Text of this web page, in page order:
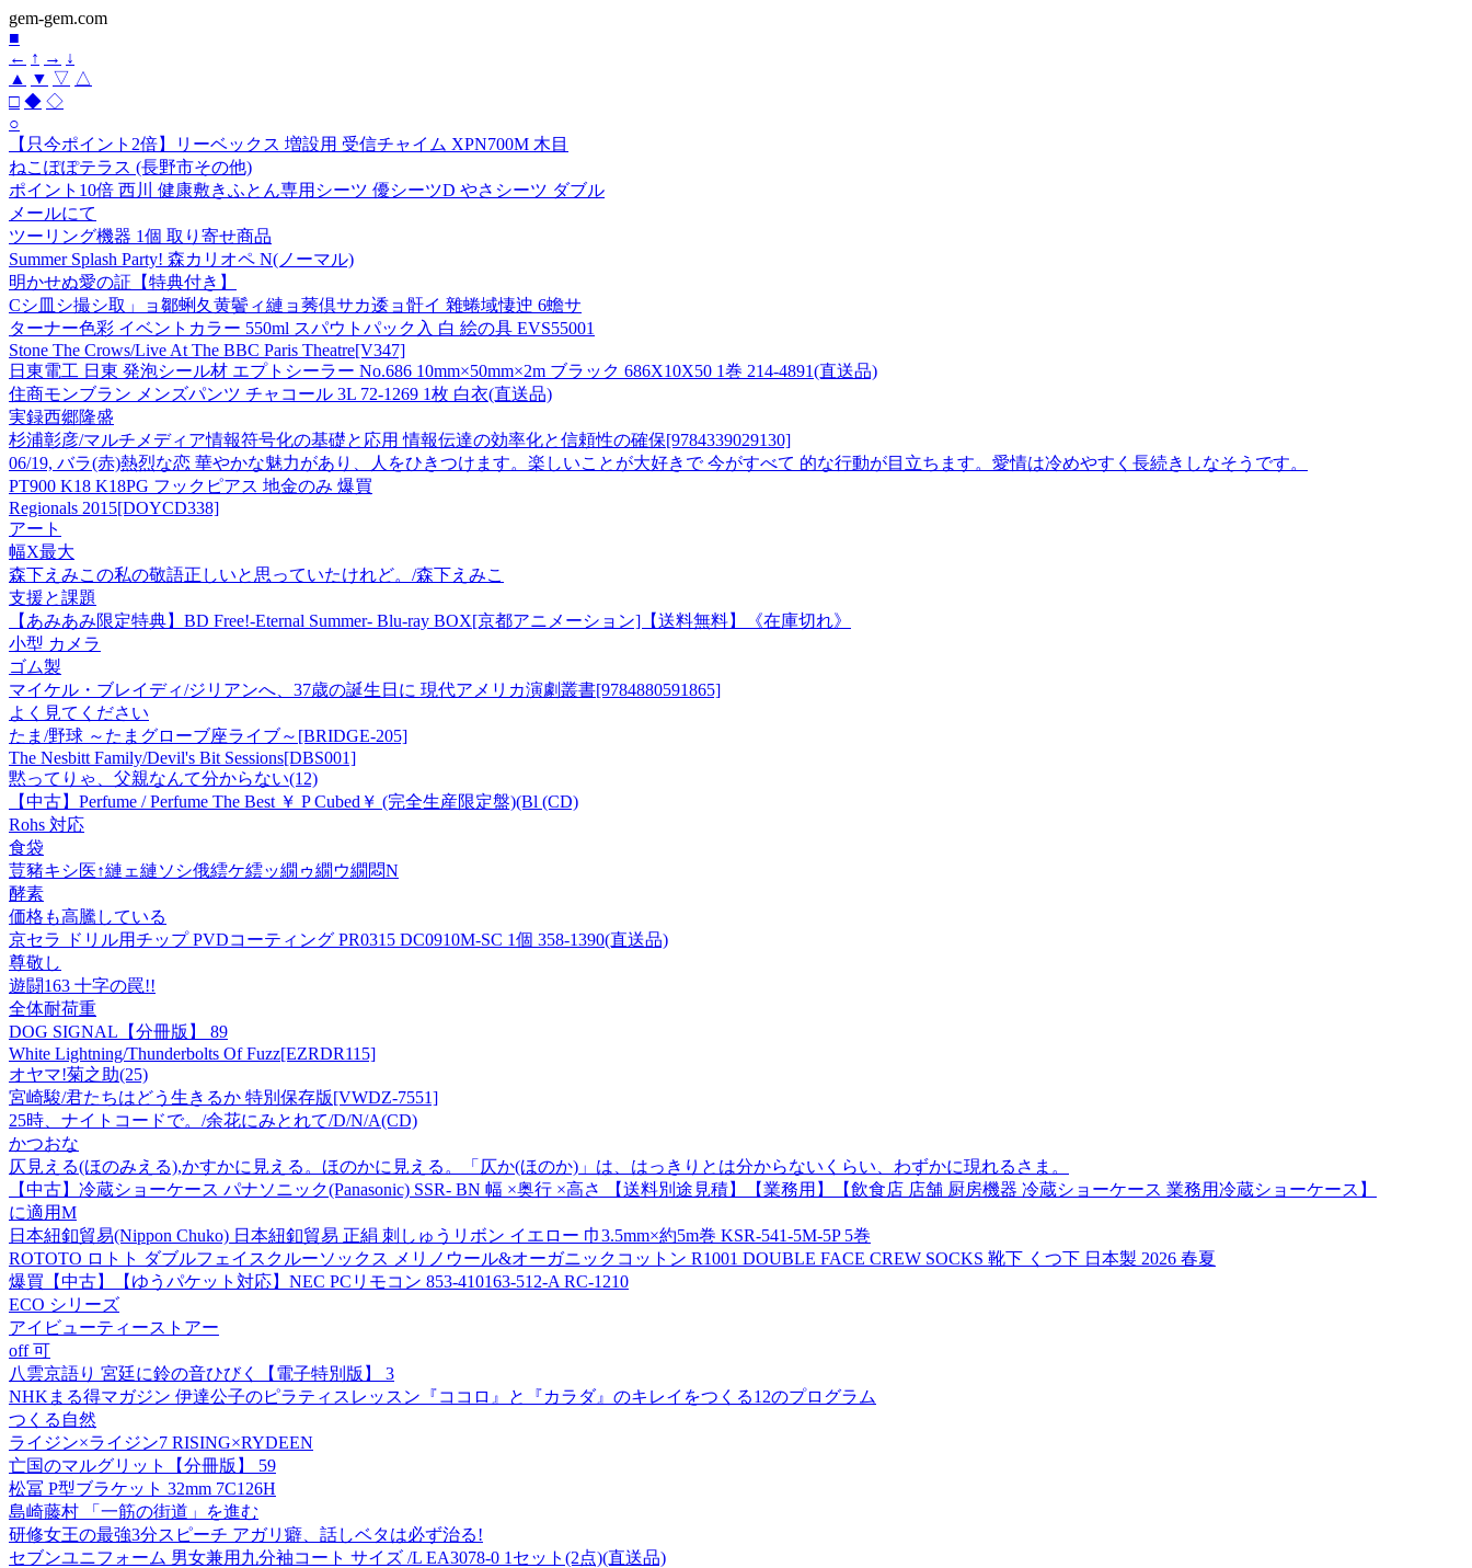
gem-gem.com
■
← ↑ → ↓
▲
▼ ▽ △
□ ◆ ◇
○
【只今ポイント2倍】リーベックス 増設用 受信チャイム XPN700M 木目
ねこぽぽテラス (長野市その他)
ポイント10倍 西川 健康敷きふとん専用シーツ 優シーツD やさシーツ ダブル
メールにて
ツーリング機器 1個 取り寄せ商品
Summer Splash Party! 森カリオペ N(ノーマル)
明かせぬ愛の証【特典付き】
Cシ皿シ撮シ取」ョ鄒蜊夂黄鬢ィ縺ョ莠倶サカ逶ョ骭イ 雜蜷域悽迚 6蟾サ
ターナー色彩 イベントカラー 550ml スパウトパック入 白 絵の具 EVS55001
Stone The Crows/Live At The BBC Paris Theatre[V347]
日東電工 日東 発泡シール材 エプトシーラー No.686 10mm×50mm×2m ブラック 686X10X50 1巻 214-4891(直送品)
住商モンブラン メンズパンツ チャコール 3L 72-1269 1枚 白衣(直送品)
実録西郷隆盛
杉浦彰彦/マルチメディア情報符号化の基礎と応用 情報伝達の効率化と信頼性の確保[9784339029130]
06/19, バラ(赤)熱烈な恋 華やかな魅力があり、人をひきつけます。楽しいことが大好きで 今がすべて 的な行動が目立ちます。愛情は冷めやすく長続きしなそうです。
PT900 K18 K18PG フックピアス 地金のみ 爆買
Regionals 2015[DOYCD338]
アート
幅X最大
森下えみこの私の敬語正しいと思っていたけれど。/森下えみこ
支援と課題
【あみあみ限定特典】BD Free!-Eternal Summer- Blu-ray BOX[京都アニメーション]【送料無料】《在庫切れ》
小型 カメラ
ゴム製
マイケル・ブレイディ/ジリアンへ、37歳の誕生日に 現代アメリカ演劇叢書[9784880591865]
よく見てください
たま/野球 ～たまグローブ座ライブ～[BRIDGE-205]
The Nesbitt Family/Devil's Bit Sessions[DBS001]
黙ってりゃ、父親なんて分からない(12)
【中古】Perfume / Perfume The Best ￥ P Cubed￥ (完全生産限定盤)(Bl (CD)
Rohs 対応
食袋
荳豬キシ医↑縺ェ縺ソシ俄繧ケ繧ッ繝ゥ繝ウ繝悶Ν
酵素
価格も高騰している
京セラ ドリル用チップ PVDコーティング PR0315 DC0910M-SC 1個 358-1390(直送品)
尊敬し
遊闘163 十字の罠!!
全体耐荷重
DOG SIGNAL【分冊版】 89
White Lightning/Thunderbolts Of Fuzz[EZRDR115]
オヤマ!菊之助(25)
宮崎駿/君たちはどう生きるか 特別保存版[VWDZ-7551]
25時、ナイトコードで。/余花にみとれて/D/N/A(CD)
かつおな
仄見える(ほのみえる),かすかに見える。ほのかに見える。「仄か(ほのか)」は、はっきりとは分からないくらい、わずかに現れるさま。
【中古】冷蔵ショーケース パナソニック(Panasonic) SSR- BN 幅 ×奥行 ×高さ 【送料別途見積】【業務用】【飲食店 店舗 厨房機器 冷蔵ショーケース 業務用冷蔵ショーケース】
に適用M
日本紐釦貿易(Nippon Chuko) 日本紐釦貿易 正絹 刺しゅうリボン イエロー 巾3.5mm×約5m巻 KSR-541-5M-5P 5巻
ROTOTO ロトト ダブルフェイスクルーソックス メリノウール&オーガニックコットン R1001 DOUBLE FACE CREW SOCKS 靴下 くつ下 日本製 2026 春夏
爆買【中古】【ゆうパケット対応】NEC PCリモコン 853-410163-512-A RC-1210
ECO シリーズ
アイビューティーストアー
off 可
八雲京語り 宮廷に鈴の音ひびく【電子特別版】 3
NHKまる得マガジン 伊達公子のピラティスレッスン『ココロ』と『カラダ』のキレイをつくる12のプログラム
つくる自然
ライジン×ライジン7 RISING×RYDEEN
亡国のマルグリット【分冊版】 59
松冨 P型ブラケット 32mm 7C126H
島崎藤村 「一筋の街道」を進む
研修女王の最強3分スピーチ アガリ癖、話しベタは必ず治る!
セブンユニフォーム 男女兼用九分袖コート サイズ /L EA3078-0 1セット(2点)(直送品)